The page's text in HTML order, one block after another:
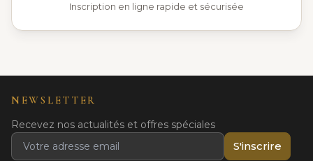
Inscription en ligne rapide et sécurisée
NEWSLETTER
Recevez nos actualités et offres spéciales
S'inscrire